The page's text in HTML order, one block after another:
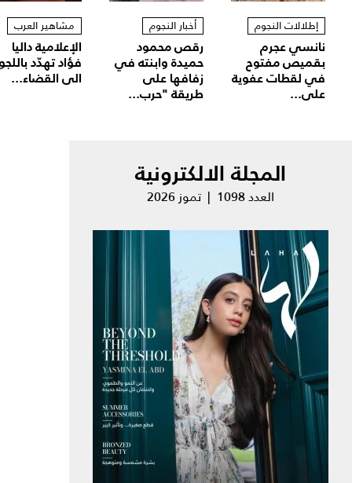
إطلالات النجوم
نانسي عجرم
بقميص مفتوح
في لقطات عفوية
على...
أخبار النجوم
رقص محمود
حميدة وابنته في
زفافها على
طريقة "حرب...
مشاهير العرب
الإعلامية داليا
فؤاد تهدّد
الى القضاء...
المجلة الالكترونية
العدد 1098 | تموز 2026